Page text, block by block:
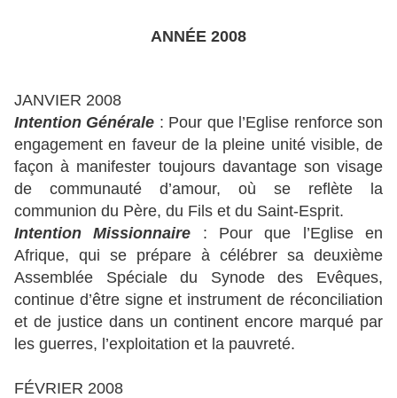
ANNÉE 2008
JANVIER 2008
Intention Générale : Pour que l’Eglise renforce son
engagement en faveur de la pleine unité visible, de
façon à manifester toujours davantage son visage
de communauté d’amour, où se reflète la
communion du Père, du Fils et du Saint-Esprit.
Intention Missionnaire : Pour que l’Eglise en
Afrique, qui se prépare à célébrer sa deuxième
Assemblée Spéciale du Synode des Evêques,
continue d’être signe et instrument de réconciliation
et de justice dans un continent encore marqué par
les guerres, l’exploitation et la pauvreté.
FÉVRIER 2008